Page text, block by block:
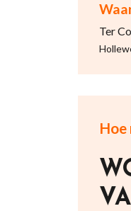
Ter
Hoe